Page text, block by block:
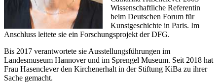
Wissenschaftliche Referentin
beim Deutschen Forum für
Kunstgeschichte in Paris. Im
Anschluss leitete sie ein Forschungsprojekt der DFG.
Bis 2017 verantwortete sie Ausstellungsführungen im
Landesmuseum Hannover und im Sprengel Museum. Seit 2018 hat
Frau Hasenclever den Kirchenerhalt in der Stiftung KiBa zu ihrer
Sache gemacht.